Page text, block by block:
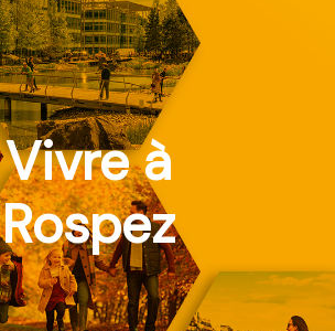
Vivre à
Rospez